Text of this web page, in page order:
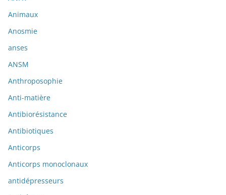
Animaux
Anosmie
anses
ANSM
Anthroposophie
Anti-matière
Antibiorésistance
Antibiotiques
Anticorps
Anticorps monoclonaux
antidépresseurs